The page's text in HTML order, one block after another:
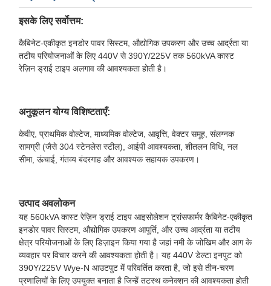
इसके लिए सर्वोत्तम:
कैबिनेट-एकीकृत इनडोर पावर सिस्टम, औद्योगिक उपकरण और उच्च आर्द्रता या
तटीय परियोजनाओं के लिए 440V से 390Y/225V तक 560kVA कास्ट
रेज़िन ड्राई टाइप अलगाव की आवश्यकता होती है।
अनुकूलन योग्य विशिष्टताएँ:
केवीए, प्राथमिक वोल्टेज, माध्यमिक वोल्टेज, आवृत्ति, वेक्टर समूह, संलग्नक
सामग्री (जैसे 304 स्टेनलेस स्टील), आईपी आवश्यकता, शीतलन विधि, नल
सीमा, ऊंचाई, गंतव्य बंदरगाह और आवश्यक सहायक उपकरण।
उत्पाद अवलोकन
यह 560kVA कास्ट रेज़िन ड्राई टाइप आइसोलेशन ट्रांसफार्मर कैबिनेट-एकीकृत
इनडोर पावर सिस्टम, औद्योगिक उपकरण आपूर्ति, और उच्च आर्द्रता या तटीय
क्षेत्र परियोजनाओं के लिए डिज़ाइन किया गया है जहां नमी के जोखिम और आग के
व्यवहार पर विचार करने की आवश्यकता होती है। यह 440V डेल्टा इनपुट को
390Y/225V Wye-N आउटपुट में परिवर्तित करता है, जो इसे तीन-चरण
प्रणालियों के लिए उपयुक्त बनाता है जिन्हें तटस्थ कनेक्शन की आवश्यकता होती